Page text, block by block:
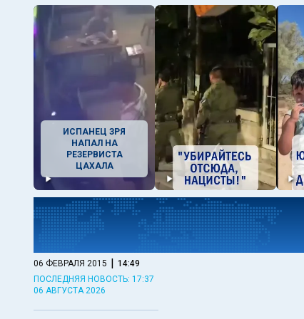
ИСПАНЕЦ ЗРЯ
НАПАЛ НА
РЕЗЕРВИСТА
ЦАХАЛА
06 ФЕВРАЛЯ 2015 | 14:49
ПОСЛЕДНЯЯ НОВОСТЬ: 17:37
06 АВГУСТА 2026